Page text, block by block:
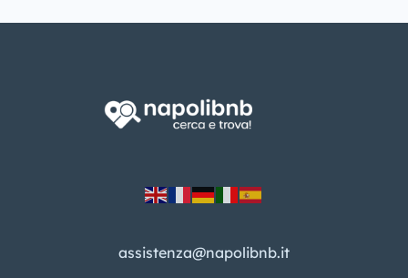
assistenza@napolibnb.it